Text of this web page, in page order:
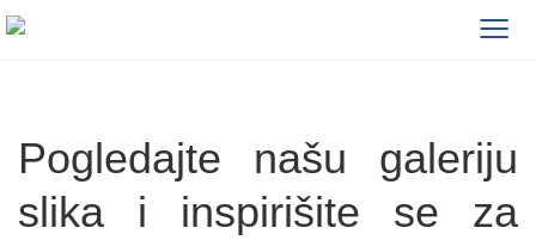
≡
Pogledajte našu galeriju
slika i inspirišite se za